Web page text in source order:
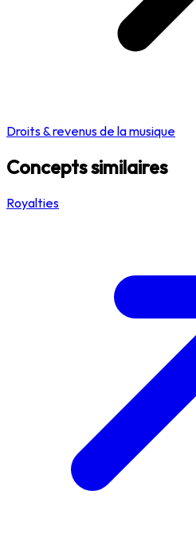
Droits & revenus de la musique
Concepts similaires
Royalties